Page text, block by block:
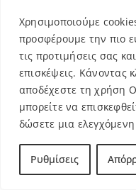
Χρησιμοποιούμε
προσφέρουμε την πιο
τις προτιμήσεις σας
επισκέψεις. Κάνοντας
αποδέχεστε τη χρήση
μπορείτε να
δώσετε μια
Ρυθμίσεις
Κοτούλα
8,00€